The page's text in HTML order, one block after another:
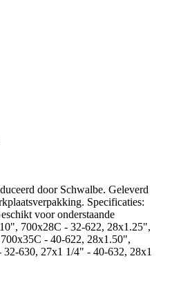
door Schwalbe. Geleverd
Specificaties:
voor onderstaande
700x28C - 32-622, 28x1.25",
- 40-622, 28x1.50",
630, 27x1 1/4" - 40-632, 28x1